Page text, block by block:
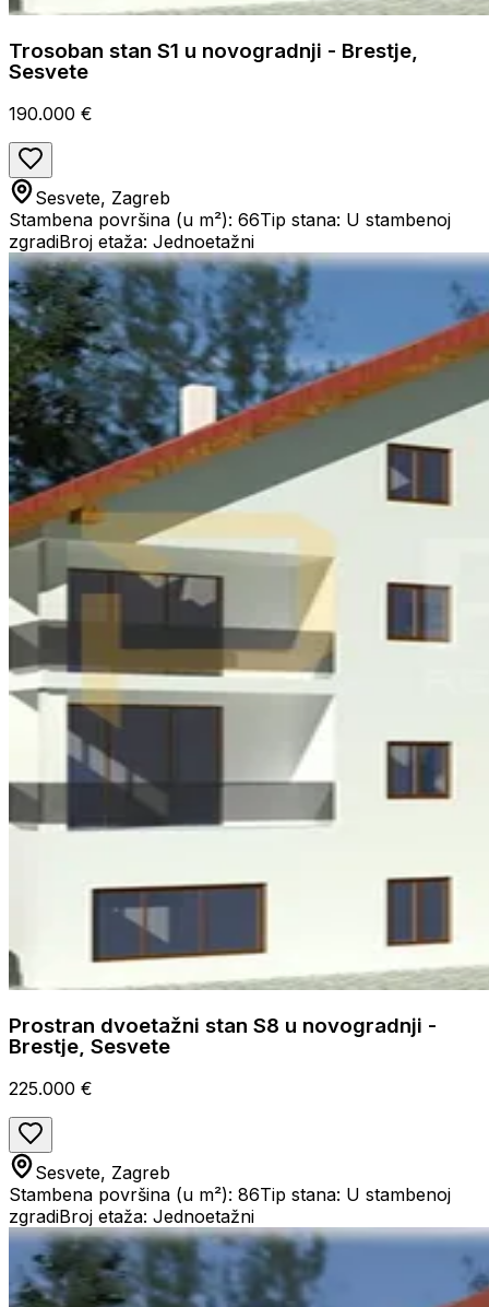
Trosoban stan S1 u novogradnji - Brestje,
Sesvete
190.000 €
Sesvete, Zagreb
Stambena površina (u m²): 66Tip stana: U stambenoj
zgradiBroj etaža: Jednoetažni
Prostran dvoetažni stan S8 u novogradnji -
Brestje, Sesvete
225.000 €
Sesvete, Zagreb
Stambena površina (u m²): 86Tip stana: U stambenoj
zgradiBroj etaža: Jednoetažni